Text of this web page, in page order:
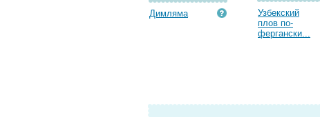
Димляма
Узбекский
плов по-
фергански...